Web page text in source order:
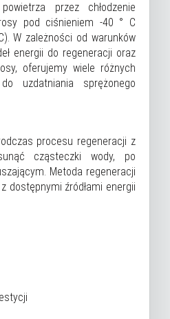
przez chłodzenie
pod ciśnieniem -40 ° C
W zależności od warunków
energii do regeneracji oraz
oferujemy wiele różnych
uzdatniania sprężonego
procesu regeneracji z
cząsteczki wody, po
Metoda regeneracji
dostępnymi źródłami energii